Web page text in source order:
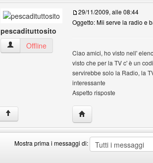
pescadituttosito
pescadituttosito Profilo
Offline
29/11/2009, alle 08:44
Oggetto: Mii serve la radio e
Ciao amici, ho visto nell'
visto che per la TV c' è un
servirebbe solo la Radio, la
interessante
Aspetto risposte
↑ HomePage:
Mostra prima i messaggi di: